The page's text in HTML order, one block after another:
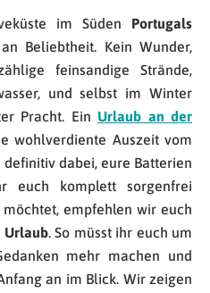
im Süden Portugals
Beliebtheit. Kein Wunder,
feinsandige Strände,
und selbst im Winter
Pracht. Ein Urlaub an der
wohlverdiente Auszeit vom
dabei, eure Batterien
euch komplett sorgenfrei
empfehlen wir euch
Urlaub. So müsst ihr euch um
mehr machen und
an im Blick. Wir zeigen